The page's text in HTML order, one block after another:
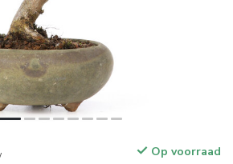
Op voorraad